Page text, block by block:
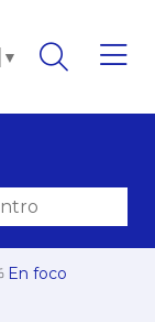
▼
En foco